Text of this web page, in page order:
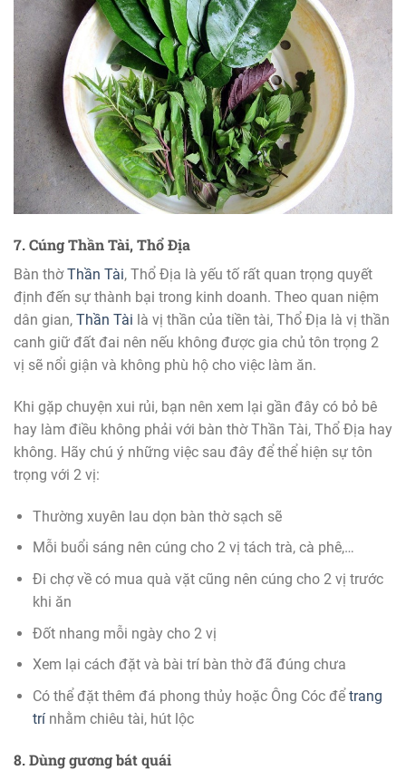
7. Cúng Thần Tài, Thổ Địa
Bàn thờThần Tài, Thổ Địa là yếu tố rất quan trọng quyết
định đến sự thành bại trong kinh doanh. Theo quan niệm
dân gian, Thần Tài là vị thần của tiền tài, Thổ Địa là vị thần
canh giữ đất đai nên nếu không được gia chủ tôn trọng 2
vị sẽ nổi giận và không phù hộ cho việc làm ăn.
Khi gặp chuyện xui rủi, bạn nên xem lại gần đây có bỏ bê
hay làm điều không phải với bàn thờ Thần Tài, Thổ Địa hay
không. Hãy chú ý những việc sau đây để thể hiện sự tôn
trọng với 2 vị:
Thường xuyên lau dọn bàn thờ sạch sẽ
Mỗi buổi sáng nên cúng cho 2 vị tách trà, cà phê,…
Đi chợ về có mua quà vặt cũng nên cúng cho 2 vị trước
khi ăn
Đốt nhang mỗi ngày cho 2 vị
Xem lại cách đặt và bài trí bàn thờ đã đúng chưa
Có thể đặt thêm đá phong thủy hoặc Ông Cóc để trang
trínhằm chiêu tài, hút lộc
8. Dùng gương bát quái